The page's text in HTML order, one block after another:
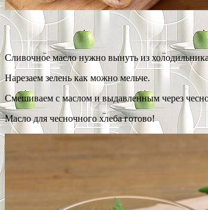
Сливочное масло нужно вынуть из
Нарезаем зелень как можно мельче.
Смешиваем с маслом и выдавленным через
Масло для чесночного хлеба готово!